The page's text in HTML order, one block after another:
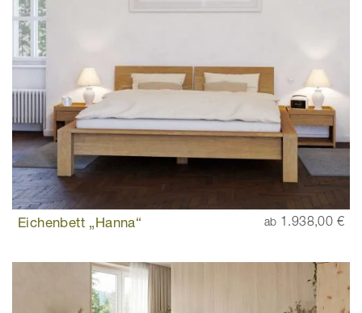
Eichenbett „Hanna“ ab 1.938,00 €